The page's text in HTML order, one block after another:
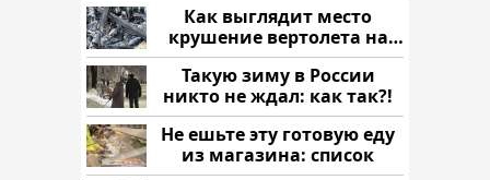
Как выглядит место
крушение вертолета на
Кавказе: смотреть
Такую зиму в России
никто не ждал: как так?!
Не ешьте эту готовую еду
из магазина: список